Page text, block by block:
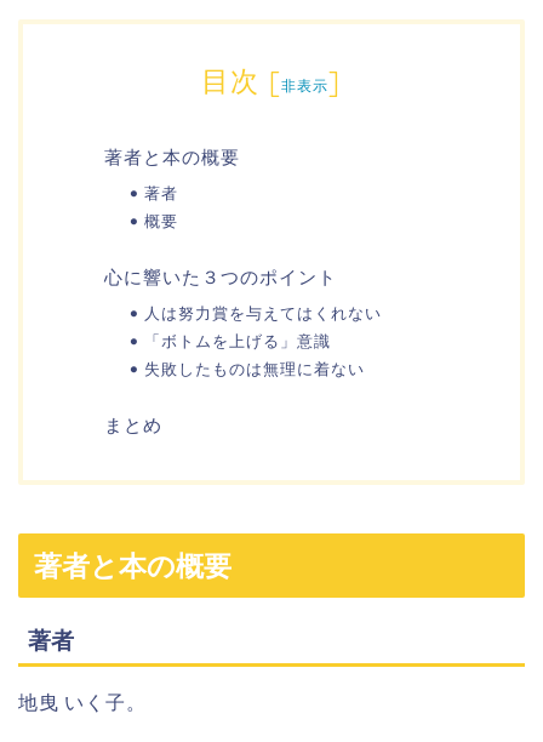
目次 [非表示]
著者と本の概要
著者
概要
心に響いた３つのポイント
人は努力賞を与えてはくれない
「ボトムを上げる」意識
失敗したものは無理に着ない
まとめ
著者と本の概要
著者
地曳 いく子。